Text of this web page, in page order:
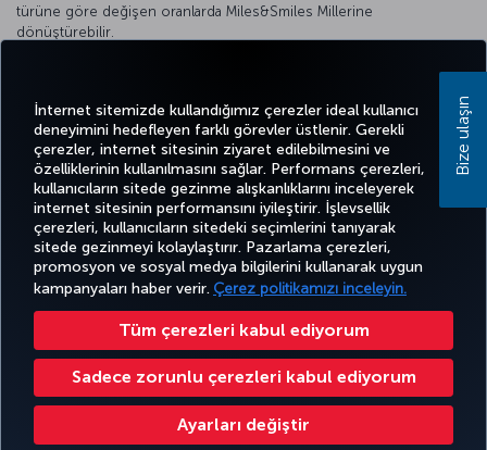
İnternet sitemizde kullandığımız çerezler ideal kullanıcı
deneyimini hedefleyen farklı görevler üstlenir. Gerekli
çerezler, internet sitesinin ziyaret edilebilmesini ve
özelliklerinin kullanılmasını sağlar. Performans çerezleri,
kullanıcıların sitede gezinme alışkanlıklarını inceleyerek
internet sitesinin performansını iyileştirir. İşlevsellik
çerezleri, kullanıcıların sitedeki seçimlerini tanıyarak
sitede gezinmeyi kolaylaştırır. Pazarlama çerezleri,
promosyon ve sosyal medya bilgilerini kullanarak uygun
kampanyaları haber verir. Çerez politikamızı inceleyin.
Tüm çerezleri kabul ediyorum
Sadece zorunlu çerezleri kabul ediyorum
Ayarları değiştir
türüne göre değişen oranlarda Miles&Smiles Millerine
dönüştürebilir.
TwitterFacebook
Instagram
YoutubeLinkedIn
TiktokBlogPinterest
BİLET
AL VE
YÖNET
DENEYİM
FIRSATLAR
VE UÇUŞ
NOKTALARI
YARDIM MILES&SMILES
Bilgi Toplumu Hizmetleri Erişilebilirlik Gizlilik ve Çerez Politikası Yasal Uyarı Yolcu Hakları
Çerez Ayarlarını Değiştir
Türk Hava Yolları A.O. Her hakkı saklıdır. © 1996 - 2026
Bize ulaşın